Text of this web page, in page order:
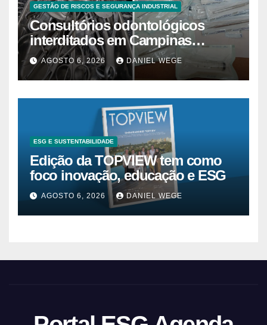
GESTÃO DE RISCOS E SEGURANÇA INDUSTRIAL
Consultórios odontológicos
interditados em Campinas
superam 2025
AGOSTO 6, 2026 DANIEL WEGE
ESG E SUSTENTABILIDADE
Edição da TOPVIEW tem como
foco inovação, educação e ESG
AGOSTO 6, 2026 DANIEL WEGE